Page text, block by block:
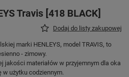
Travis [418 BLACK]
Dodaj do listy zakupowej
marki HENLEYS, model TRAVIS, to
- zimowy.
jakości materiałów w przyjemnym dla oka
w użytku codziennym.